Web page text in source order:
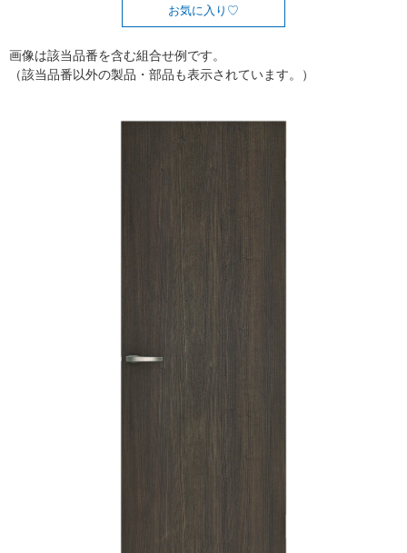
お気に入り
画像は該当品番を含む組合せ例です。
（該当品番以外の製品・部品も表示されています。）